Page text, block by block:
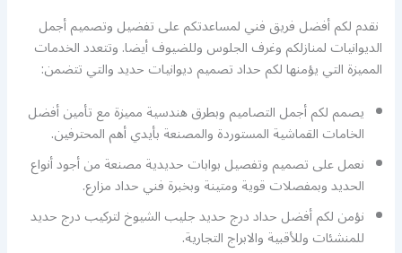
نقدم لكم أفضل فريق فني لمساعدتكم على تفضيل وتصميم أجمل
الديوانيات لمنازلكم وغرف الجلوس وللضيوف أيضا. وتتعدد الخدمات
المميزة التي يؤمنها لكم حداد تصميم ديوانيات حديد والتي تتضمن:
يصمم لكم أجمل التصاميم وبطرق هندسية مميزة مع تأمين أفضل
الخامات القماشية المستوردة والمصنعة بأيدي أهم المحترفين.
نعمل على تصميم وتفصيل بوابات حديدية مصنعة من أجود أنواع
الحديد وبمفصلات قوية ومتينة وبخبرة فني حداد مزارع.
نؤمن لكم أفضل حداد درج حديد جليب الشيوخ لتركيب درج حديد
للمنشئات وللأقبية والابراج التجارية.